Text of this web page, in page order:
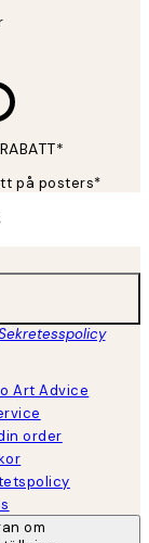
på posters*
Art Advice
order
om